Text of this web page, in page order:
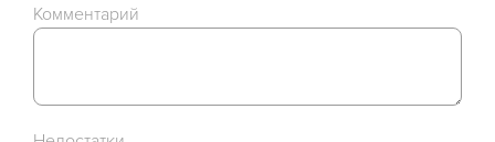
Комментарий